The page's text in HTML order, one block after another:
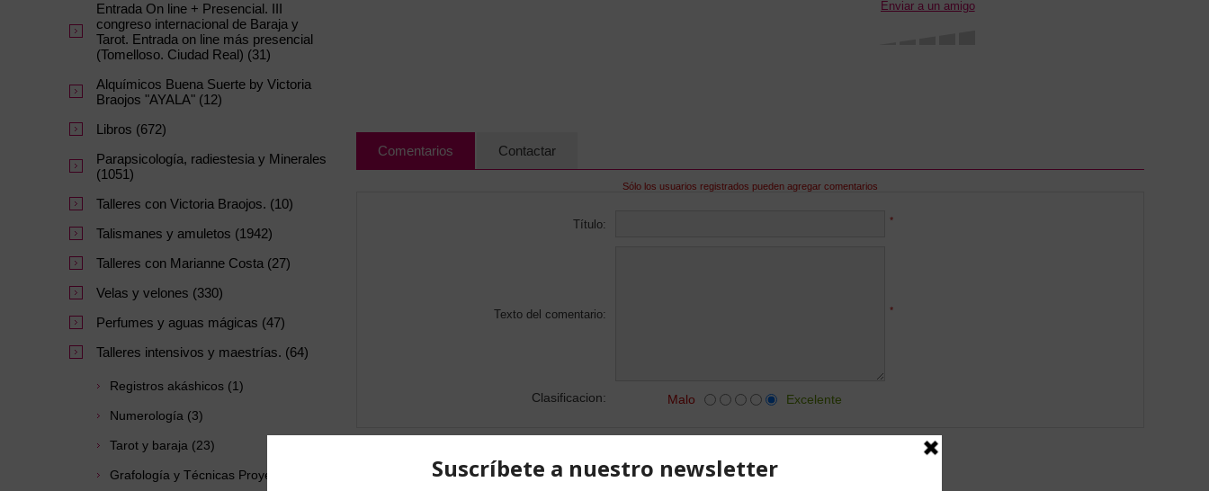
Comentarios Contactar
Sólo los usuarios registrados pueden agregar comentarios
Título: *
Texto del comentario: *
Clasificacion: Malo Excelente
Entrada On line + Presencial. III
congreso internacional de Baraja y
Tarot. Entrada on line más presencial
(Tomelloso. Ciudad Real) (31)
Alquímicos Buena Suerte by Victoria
Braojos "AYALA" (12)
Libros (672)
Parapsicología, radiestesia y Minerales
(1051)
Talleres con Victoria Braojos. (10)
Talismanes y amuletos (1942)
Talleres con Marianne Costa (27)
Velas y velones (330)
Perfumes y aguas mágicas (47)
Talleres intensivos y maestrías. (64)
Registros akáshicos (1)
Numerología (3)
Tarot y baraja (23)
Grafología y Técnicas Proyectivas (3)